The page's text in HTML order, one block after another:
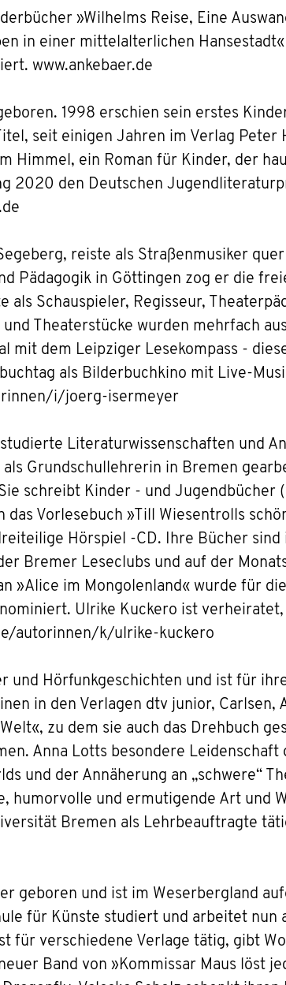
»Wilhelms Reise, Eine
in einer mittelalterlichen
www.ankebaer.de
1998 erschien sein erstes
seit einigen Jahren im Verlag Peter
Himmel, ein Roman für Kinder, der
2020 den Deutschen
reiste als Straßenmusiker
Pädagogik in Göttingen zog er die
Schauspieler, Regisseur,
Theaterstücke wurden mehrfach
mit dem Leipziger Lesekompass -
als Bilderbuchkino mit Live-
i/joerg-isermeyer
Literaturwissenschaften und
Grundschullehrerin in Bremen
schreibt Kinder - und Jugendbücher
das Vorlesebuch »Till Wiesentrolls
Hörspiel -CD. Ihre Bücher
Bremer Leseclubs und auf der
»Alice im Mongolenland« wurde für
Ulrike Kuckero ist
autorinnen/k/ulrike-kuckero
und Hörfunkgeschichten und ist für
in den Verlagen dtv junior, Carlsen,
zu dem sie auch das Drehbuch
Anna Lotts besondere Leidenschaft
und der Annäherung an „schwere“
humorvolle und ermutigende Art und
Bremen als Lehrbeauftragte
geboren und ist im Weserbergland
für Künste studiert und arbeitet nun
für verschiedene Verlage tätig, gibt
Band von »Kommissar Maus löst